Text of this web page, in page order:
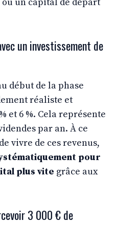
un capital de départ
un investissement de
début de la phase
réaliste et
et 6 %. Cela représente
par an. À ce
vivre de ces revenus,
pour
plus vite grâce aux
3 000 € de